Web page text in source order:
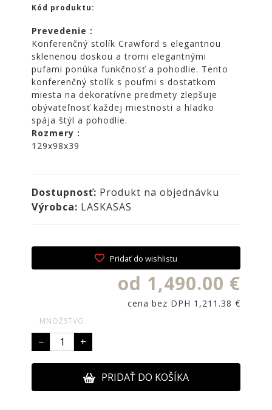
NOIRE
Obklady
dlažby
ATLAS
CONCORDE
KATALÓGY
VZORKOVNÍK
KONTAKT
Kód produktu:
Prevedenie :
Konferenčný stolík Crawford s elegantnou
sklenenou doskou a tromi elegantnými
pufami ponúka funkčnosť a pohodlie. Tento
konferenčný stolík s poufmi s dostatkom
miesta na dekoratívne predmety zlepšuje
obývateľnosť každej miestnosti a hladko
spája štýl a pohodlie.
Rozmery :
129x98x39
Dostupnosť: Produkt na objednávku
Výrobca: LASKASAS
Pridať do wishlistu
od 1,490.00 €
cena bez DPH 1,211.38 €
MNOŽSTVO
− +
PRIDAŤ DO KOŠÍKA